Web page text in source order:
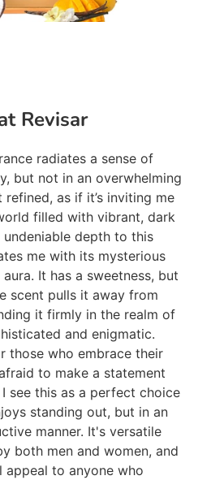
Revisar
radiates a sense of
but not in an overwhelming
as if it’s inviting me
filled with vibrant, dark
undeniable depth to this
me with its mysterious
It has a sweetness, but
scent pulls it away from
it firmly in the realm of
and enigmatic.
those who embrace their
to make a statement
see this as a perfect choice
standing out, but in an
manner. It's versatile
both men and women, and
to anyone who